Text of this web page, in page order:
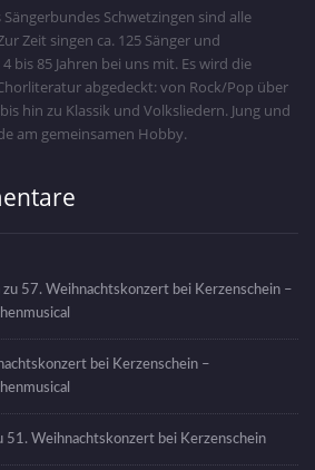
Schwetzingen sind alle
Zeit singen ca. 125 Sänger und
bis 85 Jahren bei uns mit. Es wird die
abgedeckt: von Rock/Pop über
hin zu Klassik und Volksliedern. Jung und
am gemeinsamen Hobby.
zu 57. Weihnachtskonzert bei Kerzenschein –
bei Kerzenschein –
51. Weihnachtskonzert bei Kerzenschein